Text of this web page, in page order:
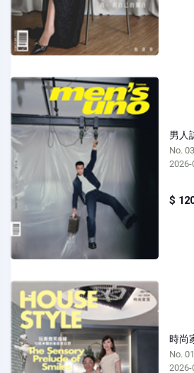
男人
No.
2026-
$
時尚
No.
2026-